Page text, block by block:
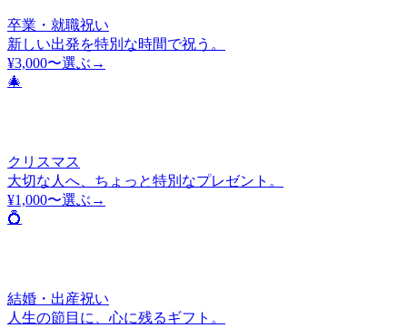
卒業・就職祝い
新しい出発を特別な時間で祝う。
¥3,000〜選ぶ→
🎄
クリスマス
大切な人へ、ちょっと特別なプレゼント。
¥1,000〜選ぶ→
💍
結婚・出産祝い
人生の節目に、心に残るギフト。